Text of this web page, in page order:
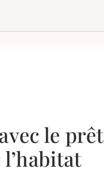
le prêt